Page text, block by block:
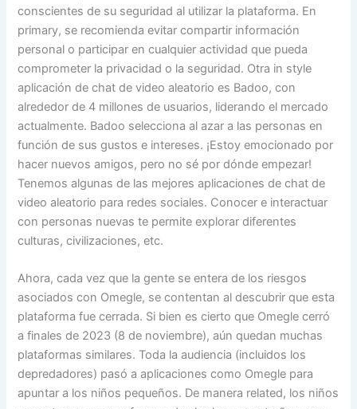
conscientes de su seguridad al utilizar la plataforma. En
primary, se recomienda evitar compartir información
personal o participar en cualquier actividad que pueda
comprometer la privacidad o la seguridad. Otra in style
aplicación de chat de video aleatorio es Badoo, con
alrededor de 4 millones de usuarios, liderando el mercado
actualmente. Badoo selecciona al azar a las personas en
función de sus gustos e intereses. ¡Estoy emocionado por
hacer nuevos amigos, pero no sé por dónde empezar!
Tenemos algunas de las mejores aplicaciones de chat de
video aleatorio para redes sociales. Conocer e interactuar
con personas nuevas te permite explorar diferentes
culturas, civilizaciones, etc.
Ahora, cada vez que la gente se entera de los riesgos
asociados con Omegle, se contentan al descubrir que esta
plataforma fue cerrada. Si bien es cierto que Omegle cerró
a finales de 2023 (8 de noviembre), aún quedan muchas
plataformas similares. Toda la audiencia (incluidos los
depredadores) pasó a aplicaciones como Omegle para
apuntar a los niños pequeños. De manera related, los niños